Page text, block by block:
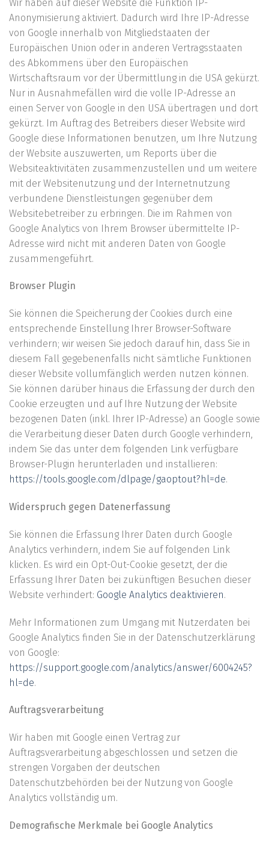
Wir haben auf dieser Website die Funktion IP-
Anonymisierung aktiviert. Dadurch wird Ihre IP-Adresse
von Google innerhalb von Mitgliedstaaten der
Europäischen Union oder in anderen Vertragsstaaten
des Abkommens über den Europäischen
Wirtschaftsraum vor der Übermittlung in die USA gekürzt.
Nur in Ausnahmefällen wird die volle IP-Adresse an
einen Server von Google in den USA übertragen und dort
gekürzt. Im Auftrag des Betreibers dieser Website wird
Google diese Informationen benutzen, um Ihre Nutzung
der Website auszuwerten, um Reports über die
Websiteaktivitäten zusammenzustellen und um weitere
mit der Websitenutzung und der Internetnutzung
verbundene Dienstleistungen gegenüber dem
Websitebetreiber zu erbringen. Die im Rahmen von
Google Analytics von Ihrem Browser übermittelte IP-
Adresse wird nicht mit anderen Daten von Google
zusammengeführt.
Browser Plugin
Sie können die Speicherung der Cookies durch eine
entsprechende Einstellung Ihrer Browser-Software
verhindern; wir weisen Sie jedoch darauf hin, dass Sie in
diesem Fall gegebenenfalls nicht sämtliche Funktionen
dieser Website vollumfänglich werden nutzen können.
Sie können darüber hinaus die Erfassung der durch den
Cookie erzeugten und auf Ihre Nutzung der Website
bezogenen Daten (inkl. Ihrer IP-Adresse) an Google sowie
die Verarbeitung dieser Daten durch Google verhindern,
indem Sie das unter dem folgenden Link verfügbare
Browser-Plugin herunterladen und installieren:
https://tools.google.com/dlpage/gaoptout?hl=de.
Widerspruch gegen Datenerfassung
Sie können die Erfassung Ihrer Daten durch Google
Analytics verhindern, indem Sie auf folgenden Link
klicken. Es wird ein Opt-Out-Cookie gesetzt, der die
Erfassung Ihrer Daten bei zukünftigen Besuchen dieser
Website verhindert: Google Analytics deaktivieren.
Mehr Informationen zum Umgang mit Nutzerdaten bei
Google Analytics finden Sie in der Datenschutzerklärung
von Google:
https://support.google.com/analytics/answer/6004245?
hl=de.
Auftragsverarbeitung
Wir haben mit Google einen Vertrag zur
Auftragsverarbeitung abgeschlossen und setzen die
strengen Vorgaben der deutschen
Datenschutzbehörden bei der Nutzung von Google
Analytics vollständig um.
Demografische Merkmale bei Google Analytics